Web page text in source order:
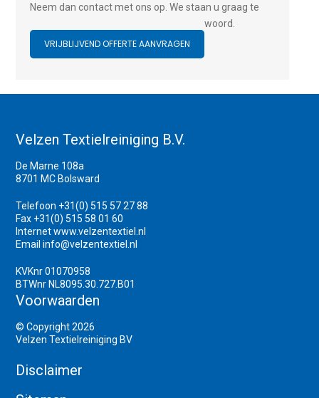
Neem dan contact met ons op. We staan u graag te
woord.
VRIJBLIJVEND OFFERTE AANVRAGEN
Velzen Textielreiniging B.V.
De Marne 108a
8701 MC Bolsward
Telefoon +31(0) 515 57 27 88
Fax +31(0) 515 58 01 60
Internetwww.velzentextiel.nl
Emailinfo@velzentextiel.nl
KVKnr 01070958
BTWnr NL8095.30.727.B01
Voorwaarden
© Copyright 2026
Velzen Textielreiniging BV
Disclaimer